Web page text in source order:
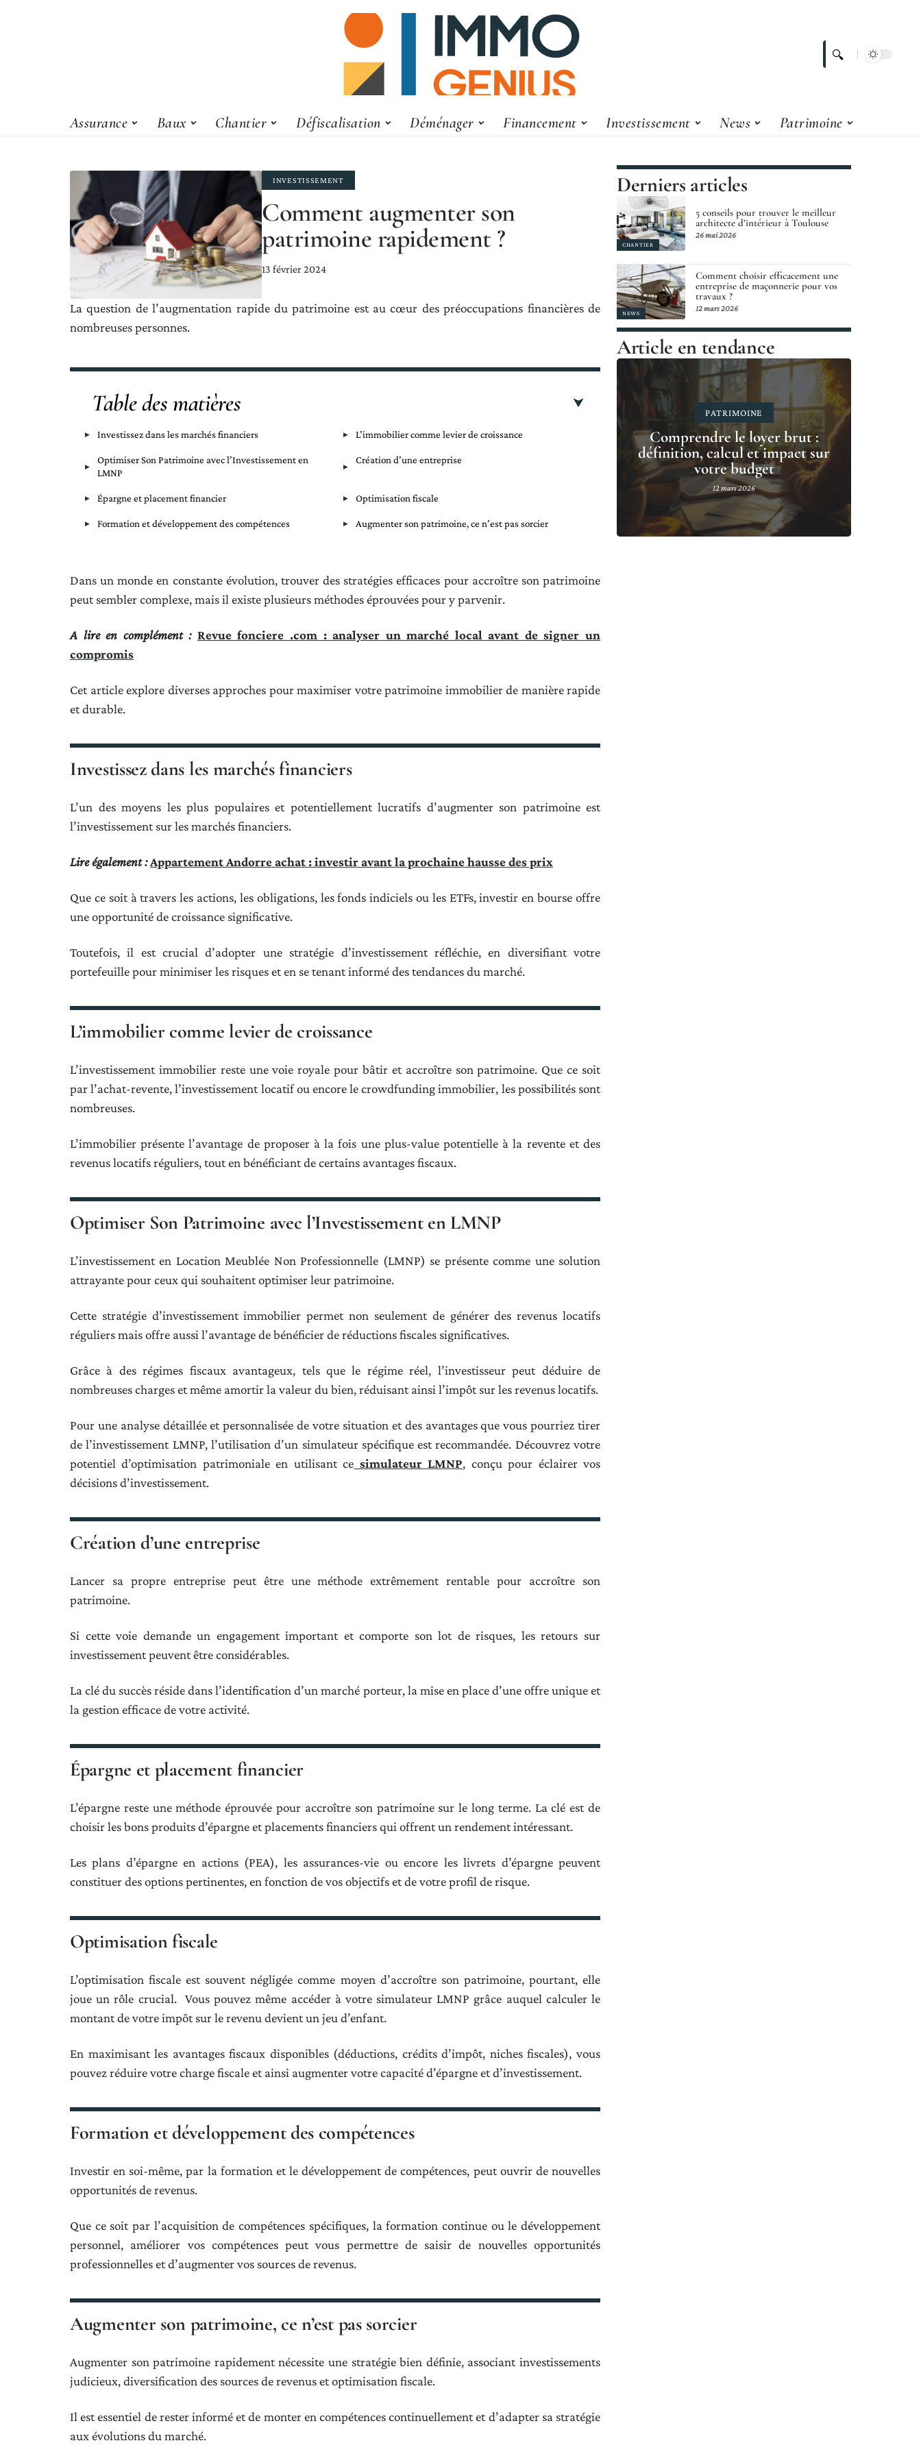
Assurance Baux Chantier Défiscalisation Déménager Financement Investissement News Patrimoine
INVESTISSEMENT
Comment augmenter son
patrimoine rapidement ?
13 février 2024
La question de l’augmentation rapide du patrimoine est au cœur des préoccupations financières de
nombreuses personnes.
Table des matières
Investissez dans les marchés financiers L’immobilier comme levier de croissance
Optimiser Son Patrimoine avec l’Investissement en
LMNP
Création d’une entreprise
Épargne et placement financier Optimisation fiscale
Formation et développement des compétences Augmenter son patrimoine, ce n’est pas sorcier
Dans un monde en constante évolution, trouver des stratégies efficaces pour accroître son patrimoine
peut sembler complexe, mais il existe plusieurs méthodes éprouvées pour y parvenir.
A lire en complément : Revue fonciere .com : analyser un marché local avant de signer un
compromis
Cet article explore diverses approches pour maximiser votre patrimoine immobilier de manière rapide
et durable.
Investissez dans les marchés financiers
L’un des moyens les plus populaires et potentiellement lucratifs d’augmenter son patrimoine est
l’investissement sur les marchés financiers.
Lire également :Appartement Andorre achat : investir avant la prochaine hausse des prix
Que ce soit à travers les actions, les obligations, les fonds indiciels ou les ETFs, investir en bourse offre
une opportunité de croissance significative.
Toutefois, il est crucial d’adopter une stratégie d’investissement réfléchie, en diversifiant votre
portefeuille pour minimiser les risques et en se tenant informé des tendances du marché.
L’immobilier comme levier de croissance
L’investissement immobilier reste une voie royale pour bâtir et accroître son patrimoine. Que ce soit
par l’achat-revente, l’investissement locatif ou encore le crowdfunding immobilier, les possibilités sont
nombreuses.
L’immobilier présente l’avantage de proposer à la fois une plus-value potentielle à la revente et des
revenus locatifs réguliers, tout en bénéficiant de certains avantages fiscaux.
Optimiser Son Patrimoine avec l’Investissement en LMNP
L’investissement en Location Meublée Non Professionnelle (LMNP) se présente comme une solution
attrayante pour ceux qui souhaitent optimiser leur patrimoine.
Cette stratégie d’investissement immobilier permet non seulement de générer des revenus locatifs
réguliers mais offre aussi l’avantage de bénéficier de réductions fiscales significatives.
Grâce à des régimes fiscaux avantageux, tels que le régime réel, l’investisseur peut déduire de
nombreuses charges et même amortir la valeur du bien, réduisant ainsi l’impôt sur les revenus locatifs.
Pour une analyse détaillée et personnalisée de votre situation et des avantages que vous pourriez tirer
de l’investissement LMNP, l’utilisation d’un simulateur spécifique est recommandée. Découvrez votre
potentiel d’optimisation patrimoniale en utilisant ce simulateur LMNP, conçu pour éclairer vos
décisions d’investissement.
Création d’une entreprise
Lancer sa propre entreprise peut être une méthode extrêmement rentable pour accroître son
patrimoine.
Si cette voie demande un engagement important et comporte son lot de risques, les retours sur
investissement peuvent être considérables.
La clé du succès réside dans l’identification d’un marché porteur, la mise en place d’une offre unique et
la gestion efficace de votre activité.
Épargne et placement financier
L’épargne reste une méthode éprouvée pour accroître son patrimoine sur le long terme. La clé est de
choisir les bons produits d’épargne et placements financiers qui offrent un rendement intéressant.
Les plans d’épargne en actions (PEA), les assurances-vie ou encore les livrets d’épargne peuvent
constituer des options pertinentes, en fonction de vos objectifs et de votre profil de risque.
Optimisation fiscale
L’optimisation fiscale est souvent négligée comme moyen d’accroître son patrimoine, pourtant, elle
joue un rôle crucial. Vous pouvez même accéder à votre simulateur LMNP grâce auquel calculer le
montant de votre impôt sur le revenu devient un jeu d’enfant.
En maximisant les avantages fiscaux disponibles (déductions, crédits d’impôt, niches fiscales), vous
pouvez réduire votre charge fiscale et ainsi augmenter votre capacité d’épargne et d’investissement.
Formation et développement des compétences
Investir en soi-même, par la formation et le développement de compétences, peut ouvrir de nouvelles
opportunités de revenus.
Que ce soit par l’acquisition de compétences spécifiques, la formation continue ou le développement
personnel, améliorer vos compétences peut vous permettre de saisir de nouvelles opportunités
professionnelles et d’augmenter vos sources de revenus.
Augmenter son patrimoine, ce n’est pas sorcier
Augmenter son patrimoine rapidement nécessite une stratégie bien définie, associant investissements
judicieux, diversification des sources de revenus et optimisation fiscale.
Il est essentiel de rester informé et de monter en compétences continuellement et d’adapter sa stratégie
aux évolutions du marché.
Derniers articles
CHANTIER
5 conseils pour trouver le meilleur
architecte d’intérieur à Toulouse
26 mai 2026
NEWS
Comment choisir efficacement une
entreprise de maçonnerie pour vos
travaux ?
12 mars 2026
Article en tendance
PATRIMOINE
Comprendre le loyer brut :
définition, calcul et impact sur
votre budget
12 mars 2026